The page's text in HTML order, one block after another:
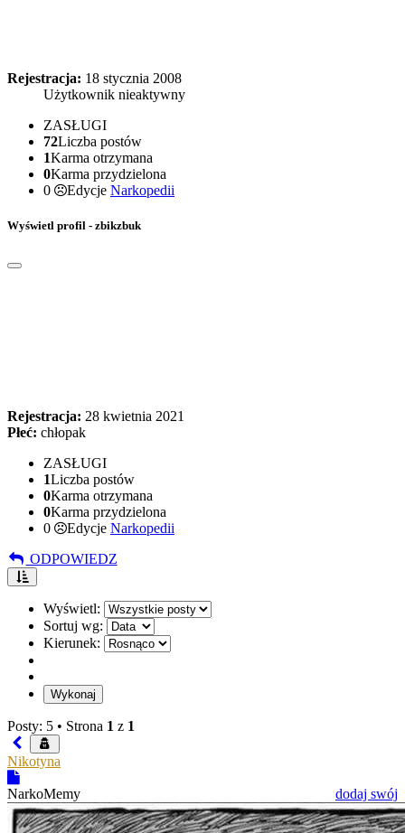
Rejestracja: 18 stycznia 2008
Użytkownik nieaktywny
ZASŁUGI
72Liczba postów
1Karma otrzymana
0Karma przydzielona
0
Edycje Narkopedii
Wyświetl profil - zbikzbuk
Rejestracja: 28 kwietnia 2021
Płeć: chłopak
ZASŁUGI
1Liczba postów
0Karma otrzymana
0Karma przydzielona
0
Edycje Narkopedii
ODPOWIEDZ
Wyświetl:
Sortuj wg:
Kierunek:
Posty: 5 • Strona 1 z 1
Nikotyna
NarkoMemy dodaj swój